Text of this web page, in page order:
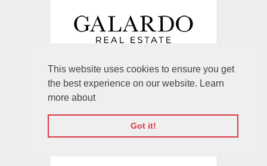
This website uses cookies to ensure you get
the best experience on our website. Learn
more about
Got it!